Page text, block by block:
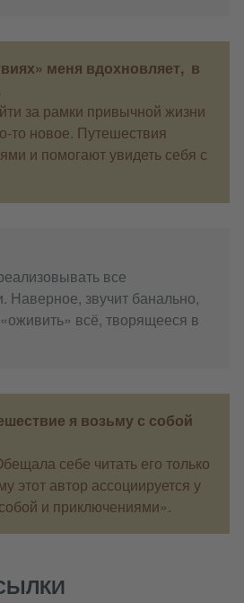
меня вдохновляет, в
за рамки привычной жизни
то новое. Путешествия
и помогают увидеть себя с
все
Наверное, звучит банально,
всё, творящееся в
я возьму с собой
себе читать его только
этот автор ассоциируется у
и приключениями».